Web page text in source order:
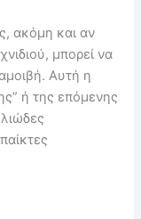
ακόμη και αν
μπορεί να
Αυτή η
ή της επόμενης